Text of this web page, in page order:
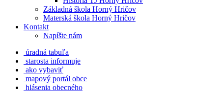
Základná škola Horný Hričov
Materská škola Horný Hričov
Kontakt
Napíšte nám
úradná tabuľa
starosta informuje
ako vybaviť
mapový portál obce
hlásenia obecného